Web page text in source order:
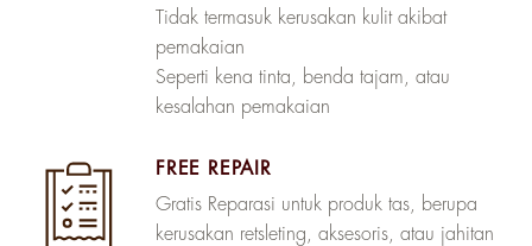
Tidak termasuk kerusakan kulit akibat
pemakaian
Seperti kena tinta, benda tajam, atau
kesalahan pemakaian
FREE REPAIR
Gratis Reparasi untuk produk tas, berupa
kerusakan retsleting, aksesoris, atau jahitan